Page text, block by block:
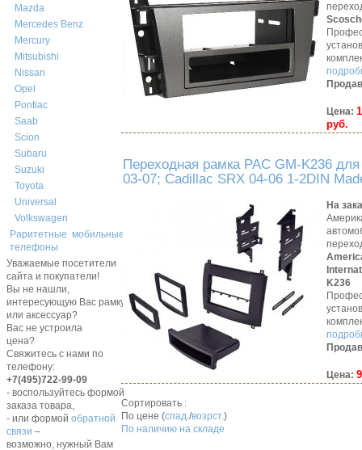
Mazda
Mercedes Benz
Mercury
Mitsubishi
Nissan
Opel
Pontiac
Saab
Scion
Subaru
Suzuki
Toyota
Universal
Volkswagen
Раритетные мобильные
телефоны
Уважаемые посетители
сайта и покупатели!
Вы не нашли,
интересующую Вас рамку,
или аксессуар?
Вас не устроила
цена?
Свяжитесь с нами по
телефону:
+7(495)722-99-09
- воспользуйтесь формой
заказа товара,
- или формой обратной
связи –
возможно, нужный Вам
Цена:
руб.
Переходная рамка PAC GM-K236
03-07; Cadillac SRX 04-06 1-2DIN
На
K236
Цена:
Сортировать :
По цене (спад./возрст.)
По наличию на складе